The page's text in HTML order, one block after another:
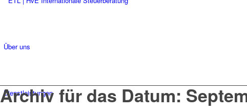
Über uns
Dienstleistungen
Archiv für das Datum: